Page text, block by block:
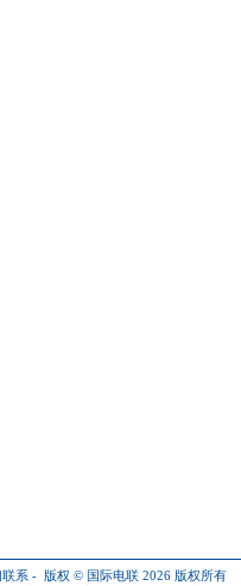
系 - 版权 © 国际电联 2026 版权所有